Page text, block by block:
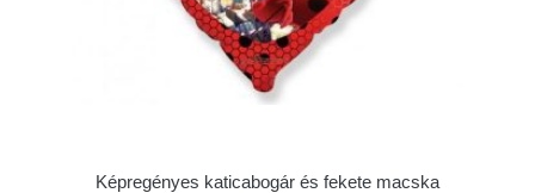
Képregényes katicabogár és fekete macska